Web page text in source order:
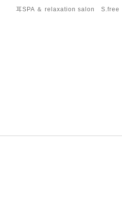
耳SPA ＆ relaxation salon S.free